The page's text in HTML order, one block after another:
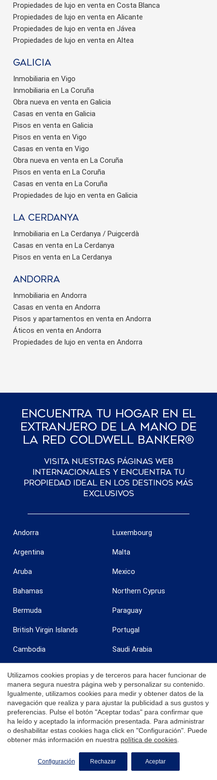
SOLICITE MÁS INFORMACIÓN
Propiedades de lujo en venta en Costa Blanca
Propiedades de lujo en venta en Alicante
Propiedades de lujo en venta en Jávea
Propiedades de lujo en venta en Altea
Galicia
Inmobiliaria en Vigo
Inmobiliaria en La Coruña
Obra nueva en venta en Galicia
Casas en venta en Galicia
Pisos en venta en Galicia
Pisos en venta en Vigo
Casas en venta en Vigo
Obra nueva en venta en La Coruña
Pisos en venta en La Coruña
Casas en venta en La Coruña
Propiedades de lujo en venta en Galicia
La Cerdanya
Inmobiliaria en La Cerdanya / Puigcerdà
Casas en venta en La Cerdanya
Pisos en venta en La Cerdanya
Andorra
Inmobiliaria en Andorra
Casas en venta en Andorra
Pisos y apartamentos en venta en Andorra
Áticos en venta en Andorra
Propiedades de lujo en venta en Andorra
Encuentra Tu Hogar En El
Extranjero De La Mano De
La Red Coldwell Banker®
Visita nuestras páginas web
internacionales y encuentra tu
propiedad ideal en los destinos más
exclusivos
Andorra
Argentina
Aruba
Bahamas
Bermuda
British Virgin Islands
Cambodia
Cayman Islands
Chile
Costa Rica
Dominican Republic
Luxembourg
Malta
Mexico
Northern Cyprus
Paraguay
Portugal
Saudi Arabia
Spain
St. Maarten
Tanzania
Turkey
Turks & Caicos
Utilizamos cookies propias y de terceros para hacer funcionar de
manera segura nuestra página web y personalizar su contenido.
Igualmente, utilizamos cookies para medir y obtener datos de la
navegación que realiza y para ajustar la publicidad a sus gustos y
preferencias. Pulse el botón "Aceptar todas" para confirmar que
ha leído y aceptado la información presentada. Para administrar
o deshabilitar estas cookies haga click en "Configuración". Puede
obtener más información en nuestra política de cookies
Configuración Rechazar Aceptar
Guardar configuración Aceptar todas